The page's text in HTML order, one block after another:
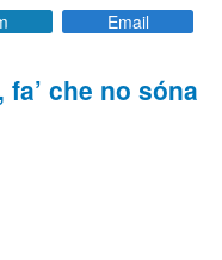
Email
che no sóna